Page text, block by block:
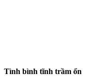
Tình bình tĩnh trầm ổn